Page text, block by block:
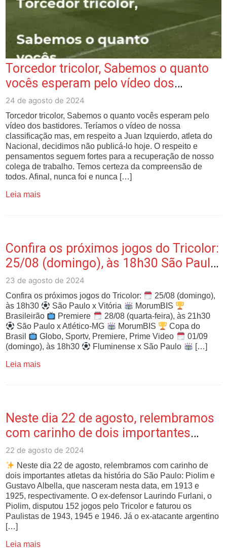
Torcedor tricolor, Sabemos o quanto
vocês esperam pelo vídeo dos
bastidores. Te…
24 de agosto de 2024
Torcedor tricolor, Sabemos o quanto vocês esperam pelo
vídeo dos bastidores. Teríamos o vídeo de nossa
classificação mas, em respeito a Juan Izquierdo, atleta do
Nacional, decidimos não publicá-lo hoje. O respeito e
pensamentos seguem fortes para a recuperação de nosso
colega de trabalho. Temos certeza da compreensão de
todos. Afinal, nunca foi e nunca […]
Leia mais
Confira os próximos jogos do Tricolor:
25/08 (domingo), às 18h30 São Paulo
x …
23 de agosto de 2024
Confira os próximos jogos do Tricolor:
25/08 (domingo),
às 18h30
São Paulo x Vitória
MorumBIS
Brasileirão
Premiere
28/08 (quarta-feira), às 21h30
São Paulo x Atlético-MG
MorumBIS
Copa do
Brasil
Globo, Sportv, Premiere, Prime Video
01/09
(domingo), às 18h30
Fluminense x São Paulo […]
Leia mais
Neste dia 22 de agosto, relembramos
com carinho de dois importantes
atletas da …
22 de agosto de 2024
Neste dia 22 de agosto, relembramos com carinho de
dois importantes atletas da história do São Paulo: Piolim e
Gustavo Albella, que nasceram nesta data, em 1913 e
1925, respectivamente. O ex-defensor Laurindo Furlani, o
Piolim, disputou 152 jogos pelo Tricolor e faturou os
Paulistas de 1943, 1945 e 1946. Já o ex-atacante argentino
[…]
Leia mais